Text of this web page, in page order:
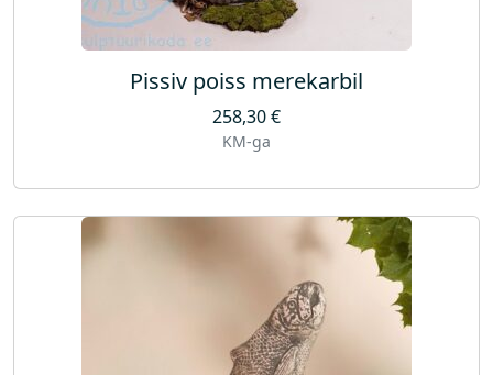
Pissiv poiss merekarbil
258,30€
KM-ga